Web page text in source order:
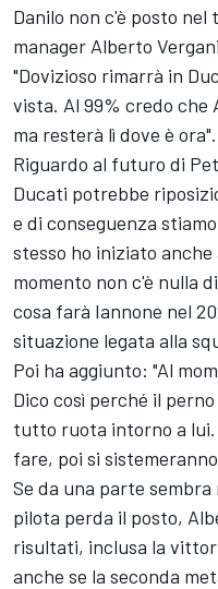
Danilo non c'è posto
manager Alberto
"Dovizioso rimarrà in
vista. Al 99% credo che
ma resterà lì dove è ora".
Riguardo al futuro di
Ducati potrebbe
e di conseguenza
stesso ho iniziato
momento non c'è nulla
cosa farà Iannone nel
situazione legata alla
Poi ha aggiunto: "Al
Dico così perché il
tutto ruota intorno a lui.
fare, poi si
Se da una parte
pilota perda il posto,
risultati, inclusa la
anche se la seconda